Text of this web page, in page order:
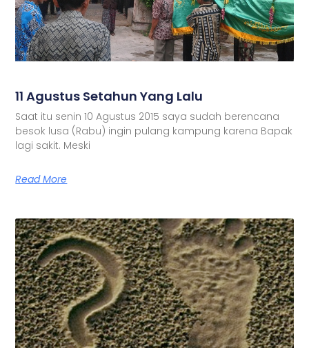
11 Agustus Setahun Yang Lalu
Saat itu senin 10 Agustus 2015 saya sudah berencana
besok lusa (Rabu) ingin pulang kampung karena Bapak
lagi sakit. Meski
Read More